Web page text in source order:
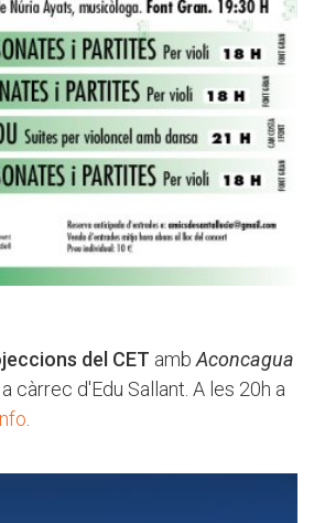
del CET ambAconcagua
a càrrec d'Edu Sallant. A les 20h a
.